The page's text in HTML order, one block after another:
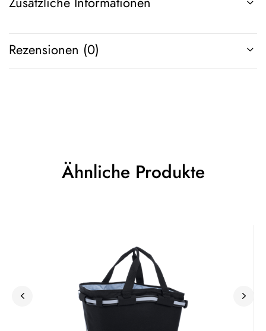
Rezensionen (0)
Ähnliche Produkte